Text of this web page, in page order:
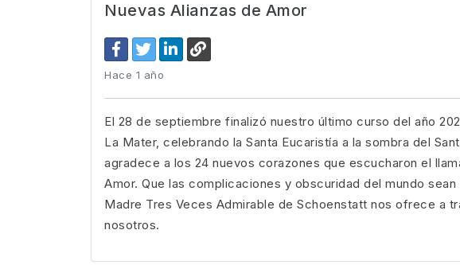
Nuevas Alianzas de Amor
Hace 1 año
El 28 de septiembre finalizó nuestro último curso del año
La Mater, celebrando la Santa Eucaristía a la sombra del
agradece a los 24 nuevos corazones que escucharon el
Amor. Que las complicaciones y obscuridad del mundo
Madre Tres Veces Admirable de Schoenstatt nos ofrece a
nosotros.